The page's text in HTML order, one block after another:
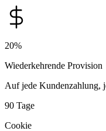
20%
Wiederkehrende Provision
Auf jede Kundenzahlung,
90 Tage
Cookie